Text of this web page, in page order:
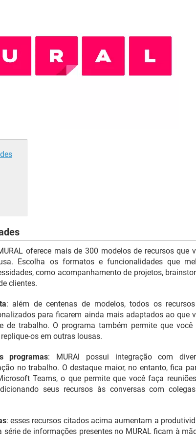
oferece mais de 300 modelos de recursos que
Escolha os formatos e funcionalidades que
como acompanhamento de projetos,
clientes.
: além de centenas de modelos, todos os
para ficarem ainda mais adaptados ao que
de trabalho. O programa também permite que você
os em outras lousas.
programas: MURAl possui integração com
no trabalho. O destaque maior, no entanto, fica
Teams, o que permite que você faça
seus recursos às conversas com
: esses recursos citados acima aumentam a
série de informações presentes no MURAL ficam à